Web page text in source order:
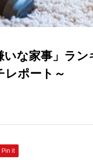
な家事」ラ
レポート～
Pin it